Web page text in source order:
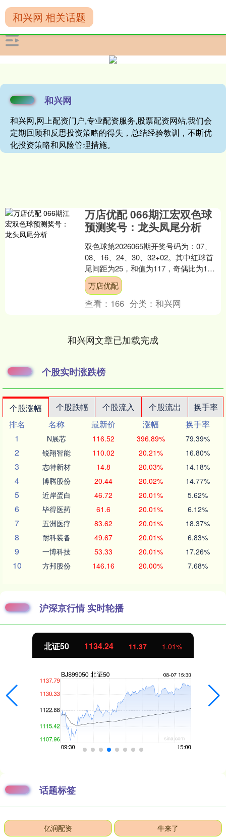
和兴网
和兴网,网上配资门户,专业配资服务,股票配资网站,我们会
定期回顾和反思投资策略的得失，总结经验教训，不断优
化投资策略和风险管理措施。
和兴网 相关话题
万店优配 066期江宏双色球
预测奖号：龙头凤尾分析
双色球第2026065期开奖号码为：07、
08、16、24、30、32+02。其中红球首
尾间距为25，和值为117，奇偶比为1：
5，大小比为3：3。 江宏双色球....
万店优配
查看： 166 分类：和兴网
和兴网文章已加载完成
个股实时涨跌榜
个股涨幅 个股跌幅 个股流入 个股流出
换手率
排名
名称 最新价 涨幅
换手率
1
N展芯 116.52 396.89% 79.39%
2 锐翔智能 110.02 20.21% 16.80%
3 志特新材 14.8 20.03% 14.18%
4 博腾股份 20.44 20.02% 14.77%
5 近岸蛋白 46.72 20.01% 5.62%
6 毕得医药 61.6 20.01% 6.12%
7 五洲医疗 83.62 20.01% 18.37%
8 耐科装备 49.67 20.01% 6.83%
9 一博科技 53.33 20.01% 17.26%
10 方邦股份 146.16 20.00% 7.68%
沪深京行情 实时轮播
北证50 1134.24 11.37 1.01%
话题标签
亿润配资 牛来了